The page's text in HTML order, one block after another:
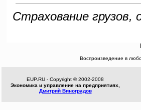
Страхование грузов,
Воспроизведение в
EUP.RU - Copyright © 2002-2008
Экономика и управление на предприятиях,
Дмитрий Виноградов